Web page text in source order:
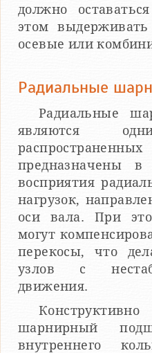
должно
этом
осевые или
Радиальные
Радиальные
являются
предназначены
восприятия
нагрузок,
оси вала. При
могут
перекосы, что
узлов с
движения.
шарнирный
внутреннего